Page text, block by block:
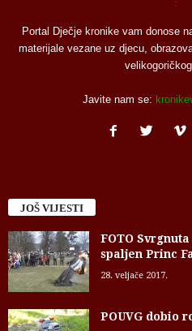
Portal Dječje kronike vam donose
materijale vezane uz djecu,
Javite nam se:
JOŠ VIJESTI
FOTO
spaljen Princ
28. veljače 2017.
POUVG dobio